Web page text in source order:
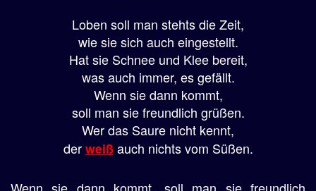
Loben soll man stehts die Zeit,
wie sie sich auch eingestellt.
Hat sie Schnee und Klee bereit,
was auch immer, es gefällt.
Wenn sie dann kommt,
soll man sie freundlich grüßen.
Wer das Saure nicht kennt,
derweißauch nichts vom Süßen.